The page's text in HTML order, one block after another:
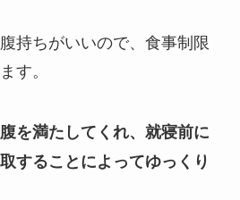
持ちがいいので、食事制限
す。
を満たしてくれ、就寝前に
することによってゆっくり